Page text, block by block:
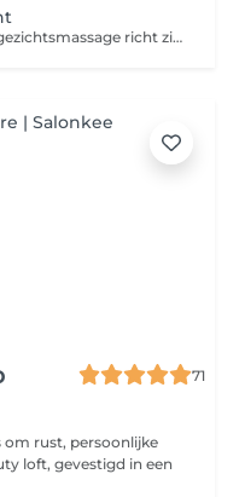
Deze stevige en huidverbeterende gezichtsmassage richt zich op de dieper gelegen huidlagen. De massage bevordert de doorbloeding en stimuleert de aanmaak van collageen en elastine waardoor je huid vernieuwt en verstevigt. Een bindweefselmassage voor het gezicht is effectief bij rimpeltjes en bepaalde huidproblemen. Voor een optimaal resultaat is het aan te raden om een kuur van meerdere behandelingen te nemen.
71
om rust, persoonlijke
loft, gevestigd in een